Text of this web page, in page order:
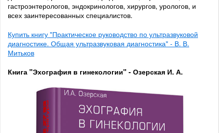
гастроэнтерологов, эндокринологов, хирургов, урологов, и
всех заинтересованных специалистов.
Купить книгу "Практическое руководство по ультразвуковой
диагностике. Общая ультразвуковая диагностика" - В. В.
Митьков
Книга "Эхография в гинекологии" - Озерская И. А.